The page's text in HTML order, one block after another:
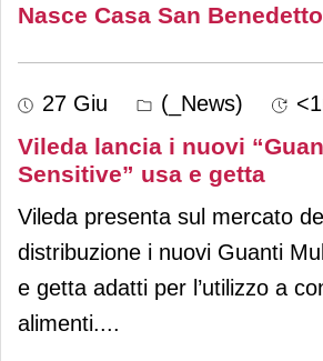
Nasce Casa San Benedetto
27 Giu (_News)
Vileda lancia i nuovi
Sensitive” usa e getta
Vileda presenta sul mercato
distribuzione i nuovi Guanti
e getta adatti per l’utilizzo a
alimenti....